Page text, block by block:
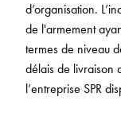
d’organisation.
de l'armement
termes de niveau
délais de livraison
l’entreprise SPR